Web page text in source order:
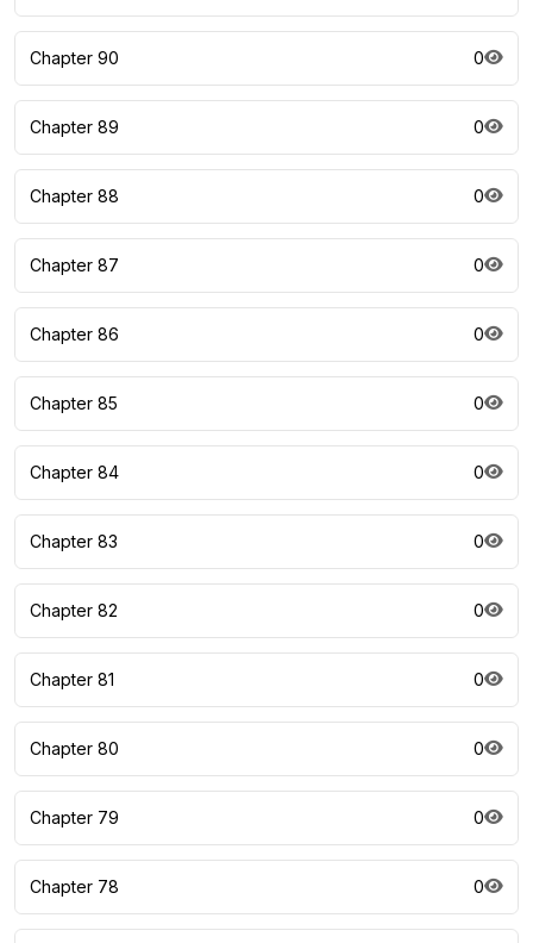
Chapter 90 0
Chapter 89 0
Chapter 88 0
Chapter 87 0
Chapter 86 0
Chapter 85 0
Chapter 84 0
Chapter 83 0
Chapter 82 0
Chapter 81 0
Chapter 80 0
Chapter 79 0
Chapter 78 0